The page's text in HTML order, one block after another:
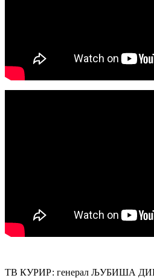
ТВ КУРИР: генерал ЉУБИША